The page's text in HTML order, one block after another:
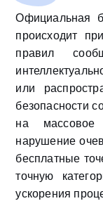
Официальная
происходит
правил
или
безопасности
на массовое
нарушение
бесплатные
точную
ускорения